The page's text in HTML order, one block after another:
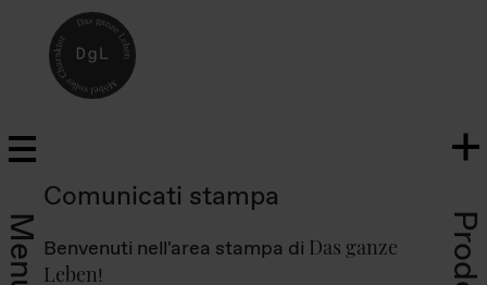
Menu
Comunicati stampa
Benvenuti nell'area stampa di Das ganze
Leben!